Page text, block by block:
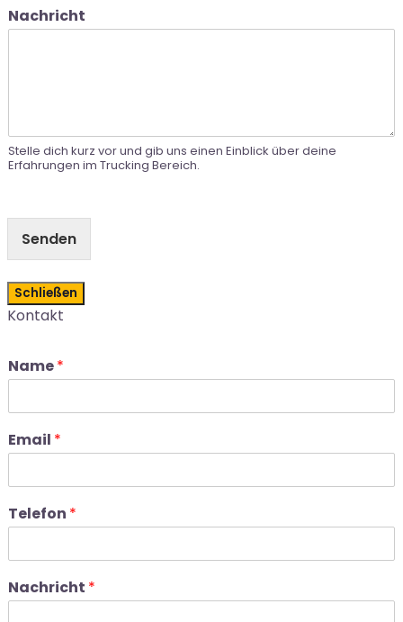
Nachricht
Stelle dich kurz vor und gib uns einen Einblick über deine
Erfahrungen im Trucking Bereich.
Senden
Schließen
Kontakt
Name*
Email *
Telefon *
Nachricht *